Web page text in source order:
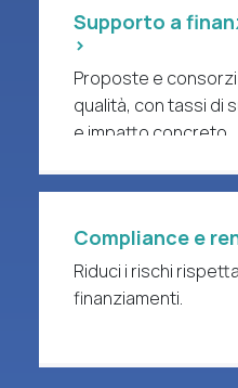
Supporto a
>
Proposte e
qualità, con tassi di
e impatto concreto.
Compliance e
Riduci i rischi
finanziamenti.